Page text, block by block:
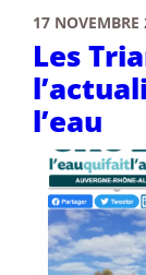
17 NOVEMBRE
Les
l’eau